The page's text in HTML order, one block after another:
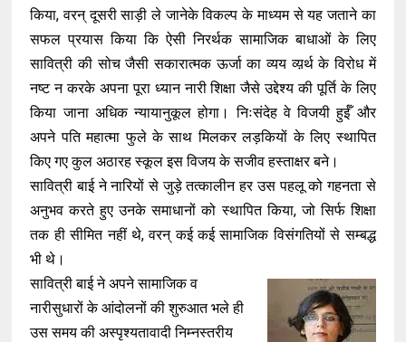
किया, वरन् दूसरी साड़ी ले जानेके विकल्प के माध्यम से यह जताने का
सफल प्रयास किया कि ऐसी निरर्थक सामाजिक बाधाओं के लिए
सावित्री की सोच जैसी सकारात्मक ऊर्जा का व्यय व्य़र्थ के विरोध में
नष्ट न करके अपना पूरा ध्यान नारी शिक्षा जैसे उद्देश्य की पूर्ति के लिए
किया जाना अधिक न्यायानुकूल होगा। निःसंदेह वे विजयी हुईँ और
अपने पति महात्मा फुले के साथ मिलकर लड़कियों के लिए स्थापित
किए गए कुल अठारह स्कूल इस विजय के सजीव हस्ताक्षर बने।
सावित्री बाई ने नारियों से जुड़े तत्कालीन हर उस पहलू को गहनता से
अनुभव करते हुए उनके समाधानों को स्थापित किया, जो सिर्फ शिक्षा
तक ही सीमित नहीं थे, वरन् कई कई सामाजिक विसंगतियों से सम्बद्ध
भी थे।
सावित्री बाई ने अपने सामाजिक व
नारीसुधारों के आंदोलनों की शुरुआत भले ही
उस समय की अस्पृश्यतावादी निम्नस्तरीय